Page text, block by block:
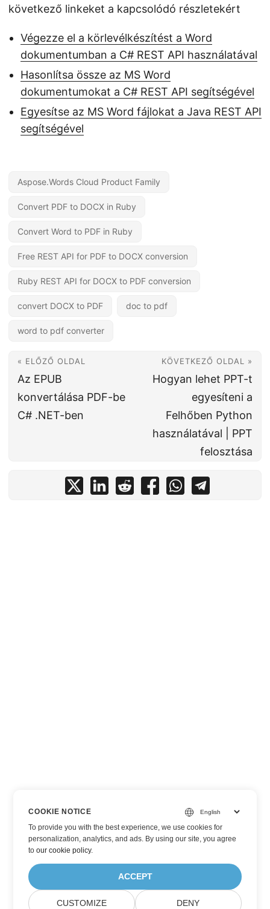
következő linkeket a kapcsolódó részletekért
Végezze el a körlevélkészítést a Word
dokumentumban a C# REST API használatával
Hasonlítsa össze az MS Word
dokumentumokat a C# REST API segítségével
Egyesítse az MS Word fájlokat a Java REST API
segítségével
Aspose.Words Cloud Product Family
Convert PDF to DOCX in Ruby
Convert Word to PDF in Ruby
Free REST API for PDF to DOCX conversion
Ruby REST API for DOCX to PDF conversion
convert DOCX to PDF doc to pdf
word to pdf converter
« ELŐZŐ OLDAL
Az EPUB
konvertálása PDF-be
C# .NET-ben
KÖVETKEZŐ OLDAL »
Hogyan lehet PPT-t
egyesíteni a
Felhőben Python
használatával | PPT
felosztása
COOKIE NOTICE
To provide you with the best experience, we use cookies for
personalization, analytics, and ads. By using our site, you agree
toour cookie policy.
ACCEPT
CUSTOMIZE DENY